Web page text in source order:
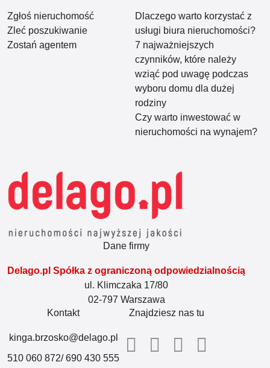
Zgłoś nieruchomość
Zleć poszukiwanie
Zostań agentem
Dlaczego warto korzystać z
usługi biura nieruchomości?
7 najważniejszych
czynników, które należy
wziąć pod uwagę podczas
wyboru domu dla dużej
rodziny
Czy warto inwestować w
nieruchomości na wynajem?
Dane firmy
Delago.pl Spółka z ograniczoną odpowiedzialnością
ul. Klimczaka 17/80
02-797 Warszawa
Kontakt
kinga.brzosko@delago.pl
510 060 872/ 690 430 555
Znajdziesz nas tu